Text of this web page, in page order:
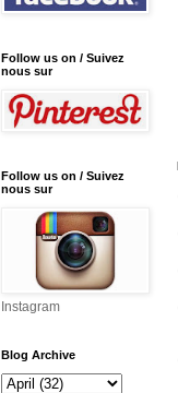
Follow us on / Suivez
nous sur
Follow us on / Suivez
nous sur
Instagram
Blog Archive